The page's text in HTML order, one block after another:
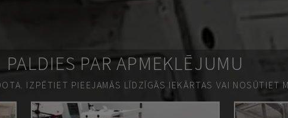
PALDIES PAR APMEKLĒJUMU
IZPĒTIET PIEEJAMĀS LĪDZĪGĀS IEKĀRTAS VAI NOSŪTIET